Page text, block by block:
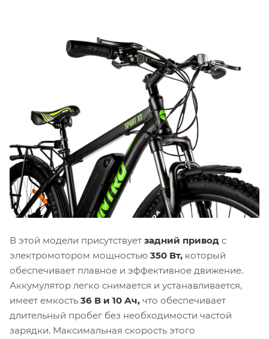
В этой модели присутствует задний привод с
электромотором мощностью 350 Вт, который
обеспечивает плавное и эффективное движение.
Аккумулятор легко снимается и устанавливается,
имеет емкость 36 В и 10 Ач, что обеспечивает
длительный пробег без необходимости частой
зарядки. Максимальная скорость этого